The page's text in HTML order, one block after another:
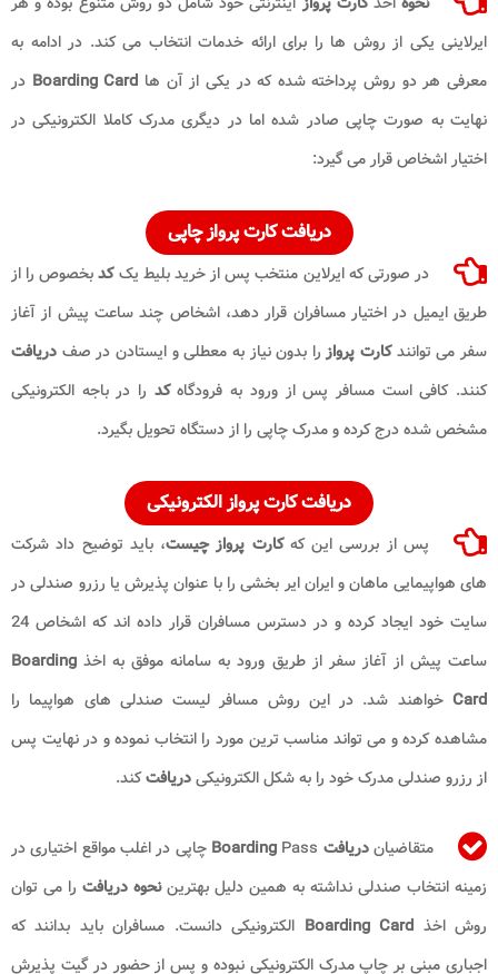
ایرلاینی یکی از روش ها را برای ارائه خدمات انتخاب می کند. در ادامه به
معرفی هر دو روش پرداخته شده که در یکی از آن ها Boarding Card در
نهایت به صورت چاپی صادر شده اما در دیگری مدرک کاملا الکترونیکی در
اختیار اشخاص قرار می گیرد:
دریافت کارت پرواز چاپی
در صورتی که ایرلاین منتخب پس از خرید بلیط یککدبخصوص را از
طریق ایمیل در اختیار مسافران قرار دهد، اشخاص چند ساعت پیش از آغاز
سفر می توانندکارت پروازرا بدون نیاز به معطلی و ایستادن در صف دریافت
کنند. کافی است مسافر پس از ورود به فرودگاهکد را در باجه الکترونیکی
مشخص شده درج کرده و مدرک چاپی را از دستگاه تحویل بگیرد.
دریافت کارت پرواز الکترونیکی
پس از بررسی این که کارت پرواز چیست، باید توضیح داد شرکت
های هواپیمایی ماهان و ایران ایر بخشی را با عنوان پذیرش یا رزرو صندلی در
سایت خود ایجاد کرده و در دسترس مسافران قرار داده اند که اشخاص 24
ساعت پیش از آغاز سفر از طریق ورود به سامانه موفق به اخذ Boarding
Card خواهند شد. در این روش مسافر لیست صندلی های هواپیما را
مشاهده کرده و می تواند مناسب ترین مورد را انتخاب نموده و در نهایت پس
از رزرو صندلی مدرک خود را به شکل الکترونیکیدریافتکند.
متقاضیاندریافت Boarding
Pass چاپی در اغلب مواقع اختیاری در
زمینه انتخاب صندلی نداشته به همین دلیل بهتریننحوه دریافت را می توان
روش اخذ Boarding Card الکترونیکی دانست. مسافران باید بدانند که
اجباری مبنی بر چاپ مدرک الکترونیکی نبوده و پس از حضور در گیت پذیرش